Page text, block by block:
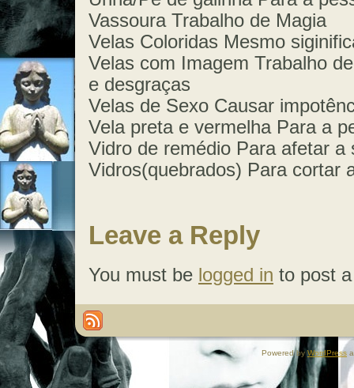
Vassoura Trabalho de Magia
Velas Coloridas Mesmo
Velas com Imagem Trabalho
e desgraças
Velas de Sexo Causar
Vela preta e vermelha Para a
Vidro de remédio Para afetar a
Vidros(quebrados) Para cortar
Leave a Reply
You must be logged in to post
Powered byWordPress